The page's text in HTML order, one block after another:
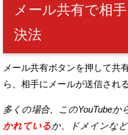
メール共有で相
決法
メール共有ボタンを押して共
ら、相手にメールが送信される
多くの場合、このYouTubeか
かれているか、 ドメインな